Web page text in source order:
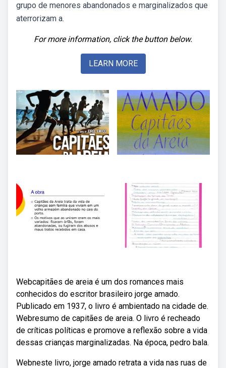
grupo de menores abandonados e marginalizados que
aterrorizam a.
For more information, click the button below.
LEARN MORE
Webcapitães de areia é um dos romances mais
conhecidos do escritor brasileiro jorge amado.
Publicado em 1937, o livro é ambientado na cidade de.
Webresumo de capitães de areia. O livro é recheado
de críticas políticas e promove a reflexão sobre a vida
dessas crianças marginalizadas. Na época, pedro bala.
Webneste livro, jorge amado retrata a vida nas ruas de